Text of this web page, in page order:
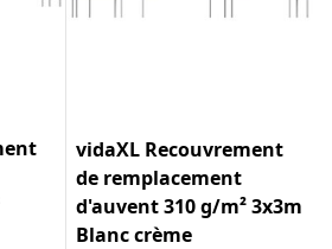
vidaXL Recouvrement
de remplacement
d'auvent 310 g/m² 3x3m
Blanc crème